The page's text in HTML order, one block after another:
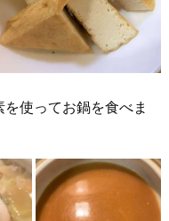
使ってお鍋を食べま